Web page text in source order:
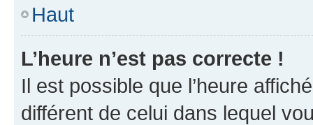
Haut
L’heure n’est pas correcte !
Il est possible que l’heure
différent de celui dans lequel